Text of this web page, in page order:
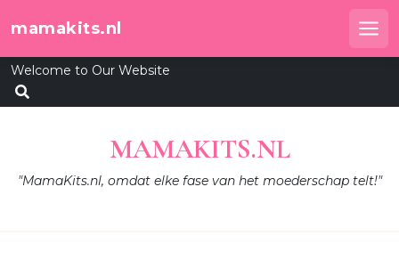
tomamakits.nl
Welcome to Our Website
MAMAKITS.NL
"MamaKits.nl, omdat elke fase van het moederschap telt!"